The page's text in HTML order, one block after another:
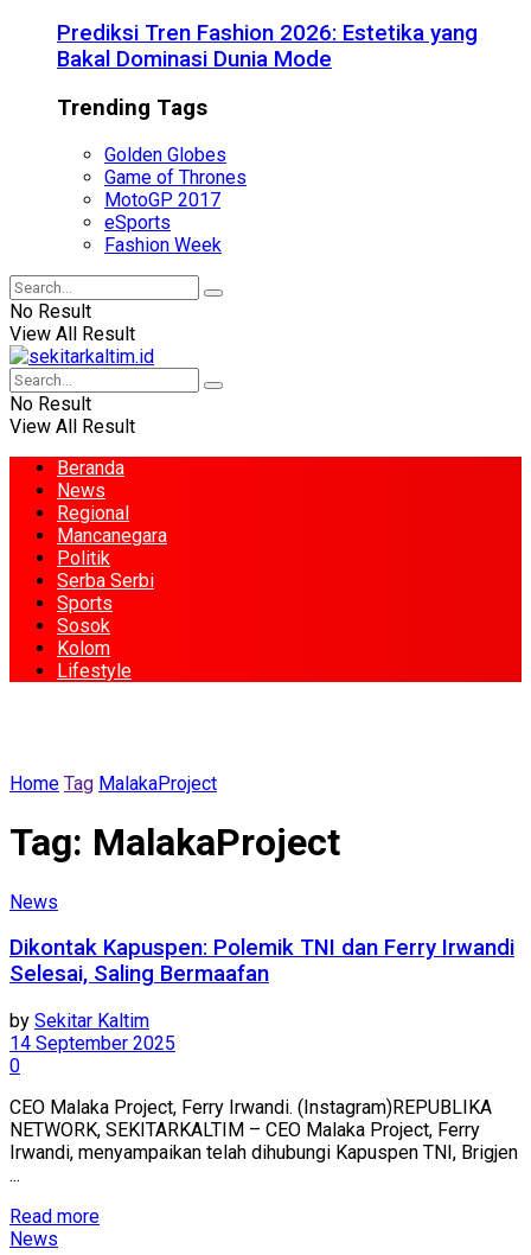
Prediksi Tren Fashion 2026: Estetika yang
Bakal Dominasi Dunia Mode
Trending Tags
Golden Globes
Game of Thrones
MotoGP 2017
eSports
Fashion Week
No Result
View All Result
No Result
View All Result
Beranda
News
Regional
Mancanegara
Politik
Serba Serbi
Sports
Sosok
Kolom
Lifestyle
Home Tag MalakaProject
Tag: MalakaProject
News
Dikontak Kapuspen: Polemik TNI dan Ferry Irwandi
Selesai, Saling Bermaafan
by Sekitar Kaltim
14 September 2025
0
CEO Malaka Project, Ferry Irwandi. (Instagram)REPUBLIKA
NETWORK, SEKITARKALTIM – CEO Malaka Project, Ferry
Irwandi, menyampaikan telah dihubungi Kapuspen TNI, Brigjen
...
Read more
News